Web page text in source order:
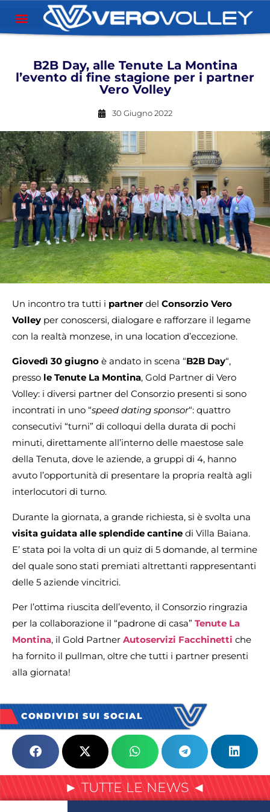
B2B Day, alle Tenute La Montina
l’evento di fine stagione per i partner
Vero Volley
30 Giugno 2022
Un incontro tra tutti i partnerdel Consorzio Vero
Volley per conoscersi, dialogare e rafforzare il legame
con la realtà monzese, in una location d’eccezione.
Giovedì 30 giugno è andato in scena “B2B Day“,
presso le Tenute La Montina, Gold Partner di Vero
Volley: i diversi partner del Consorzio presenti si sono
incontrati in uno “speed dating sponsor“: quattro
consecutivi “turni” di colloqui della durata di pochi
minuti, direttamente all’interno delle maestose sale
della Tenuta, dove le aziende, a gruppi di 4, hanno
avuto l’opportunità di presentare la propria realtà agli
interlocutori di turno.
Durante la giornata, a grande richiesta, si è svolta una
visita guidata alle splendide cantine di Villa Baiana.
E’ stata poi la volta di un quiz di 5 domande, al termine
del quale sono stati premiati altrettanti rappresentanti
delle 5 aziende vincitrici.
Per l’ottima riuscita dell’evento, il Consorzio ringrazia
per la collaborazione il “padrone di casa” Tenute La
Montina, il Gold Partner Autoservizi Facchinetti che
ha fornito il pullman, oltre che tutti i partner presenti
alla giornata!
CONDIVIDI SUI SOCIAL
► TUTTE LE NEWS ◄